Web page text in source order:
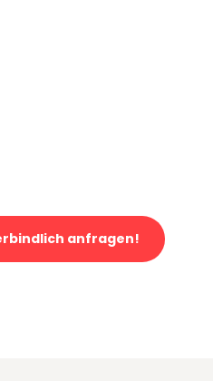
anfragen!